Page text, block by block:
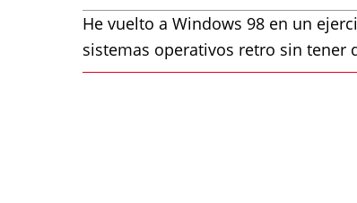
He vuelto a Windows 98 en un
sistemas operativos retro sin tener